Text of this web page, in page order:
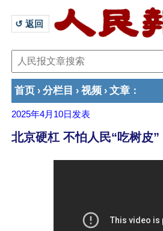
↺ 返回
首页 › 分栏目 › 视频 › 文章 ：
2025年4月10日 发表
北京硬杠 不怕人民“吃树皮”